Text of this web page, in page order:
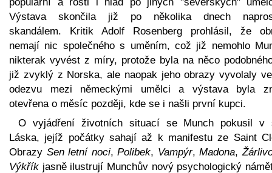
Výstava skončila již po několika dnech
skandálem. Kritik Adolf Rosenberg prohlásil, že
nemají nic společného s uměním, což již nemohlo
nikterak vyvést z míry, protože byla na něco
již zvyklý z Norska, ale naopak jeho obrazy vyvolaly
odezvu mezi německými umělci a výstava byla
otevřena o měsíc později, kde se i našli první kupci.
O vyjádření životních situací se Munch pokusil v
Láska, jejíž počátky sahají až k manifestu ze Saint
Obrazy Sen letní noci, Polibek, Vampýr, Madona,
Výkřík jasně ilustrují Munchův nový psychologický